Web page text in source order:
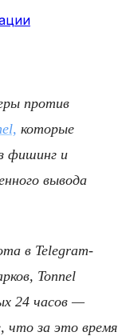
против
которые
фишинг и
вывода
в Telegram-
Tonnel
24 часов —
что за это время